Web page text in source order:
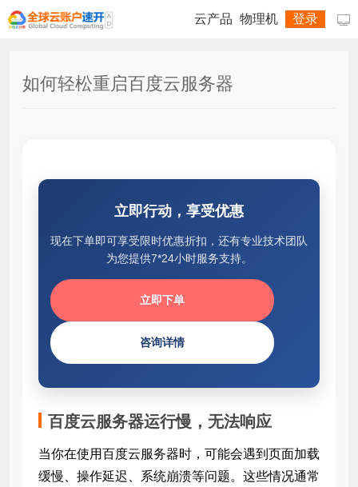

云产品 物理机 登录
如何轻松重启百度云服务器
立即行动，享受优惠
现在下单即可享受限时优惠折扣，还有专业技术团队
为您提供7*24小时服务支持。
立即下单
咨询详情
百度云服务器运行慢，无法响应
当你在使用百度云服务器时，可能会遇到页面加载
缓慢、操作延迟、系统崩溃等问题。这些情况通常